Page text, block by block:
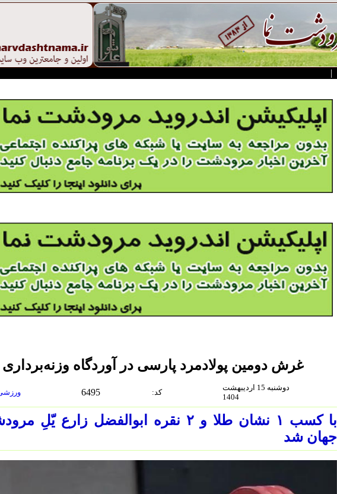
|
غرش دومین پولادمرد پارسی در آوردگاه
ورزشی 6495 :كد
دوشنبه 15 اردیبهشت
1404
با کسب ۱ نشان طلا و ۲ نقره ابوالفضل
جهان شد